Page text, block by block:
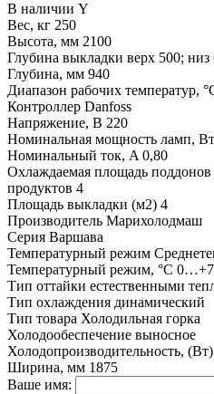
В наличии Y
Вес, кг 250
Высота, мм 2100
Глубина выкладки верх 500;
Глубина, мм 940
Диапазон рабочих температур,
Контроллер Danfoss
Напряжение, В 220
Номинальная мощность ламп, Вт
Номинальный ток, A 0,80
Охлаждаемая площадь
продуктов 4
Площадь выкладки (м2) 4
Производитель Марихолодмаш
Серия Варшава
Температурный режим
Температурный режим, °С 0…+7
Тип оттайки естественными
Тип охлаждения динамический
Тип товара Холодильная горка
Холодообеспечение выносное
Холодопроизводительность, (Вт)
Ширина, мм 1875
Ваше имя: